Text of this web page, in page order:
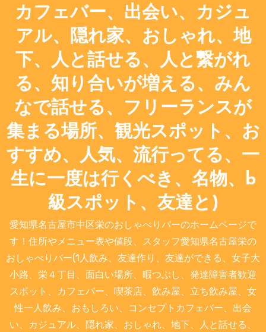
カフェバー、出会い、カジュ
アル、隠れ家、おしゃれ、地
下、人と話せる、人と繋がれ
る、知り合いが増える、みん
なで話せる、フリーランスが
集まる場所、観光スポット、お
すすめ、人気、流行ってる、一
生に一度は行くべき、名物、b
級スポット、友達と)
愛知県名古屋市中区栄のおしゃべりバーのホームページで
す！住所やメニュー表や値段、スタッフ愛知県名古屋栄の
おしゃべりバー(1人飲み、友達作り、友達ができる、女子大
小路、栄４丁目、面白い場所、暇つぶし、発達障害者歓迎
スポット、カフェバー、喫茶店、飲み屋、立ち飲み屋、女
性一人飲み、おもしろい、コンセプトカフェバー、出会
い、カジュアル、隠れ家、おしゃれ、地下、人と話せる、